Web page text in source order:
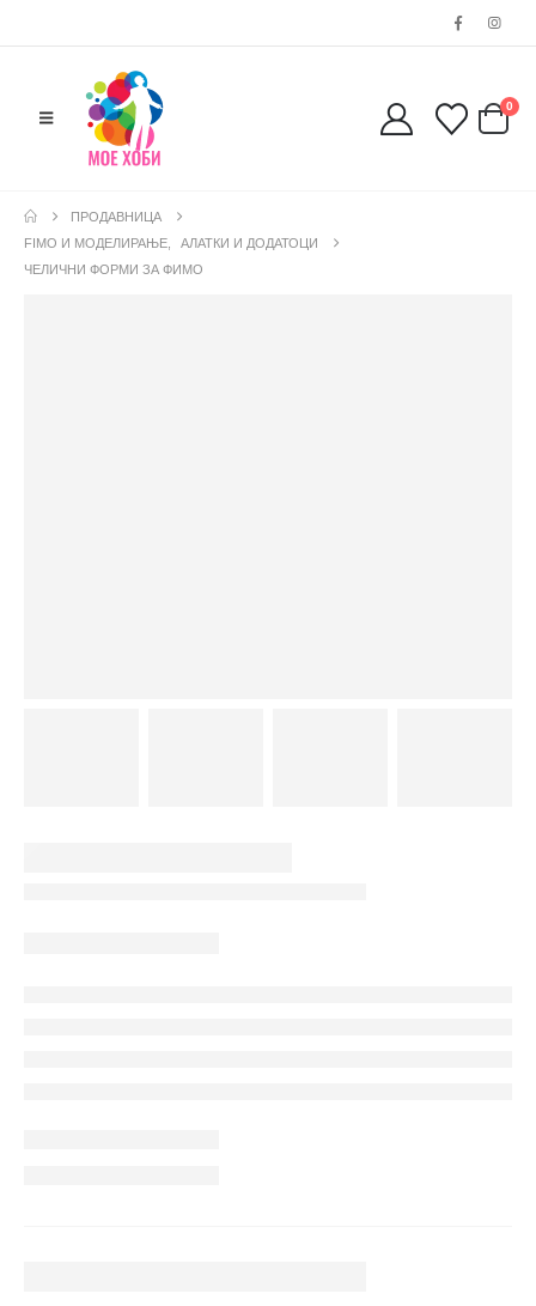
0
ПРОДАВНИЦА
FIMO И МОДЕЛИРАЊЕ
АЛАТКИ И ДОДАТОЦИ
ЧЕЛИЧНИ ФОРМИ ЗА ФИМО